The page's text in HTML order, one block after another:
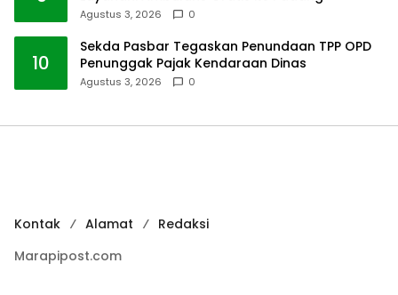
Agustus 3, 2026 0
10
Sekda Pasbar Tegaskan Penundaan TPP OPD
Penunggak Pajak Kendaraan Dinas
Agustus 3, 2026 0
Kontak Alamat
Redaksi
Marapipost.com